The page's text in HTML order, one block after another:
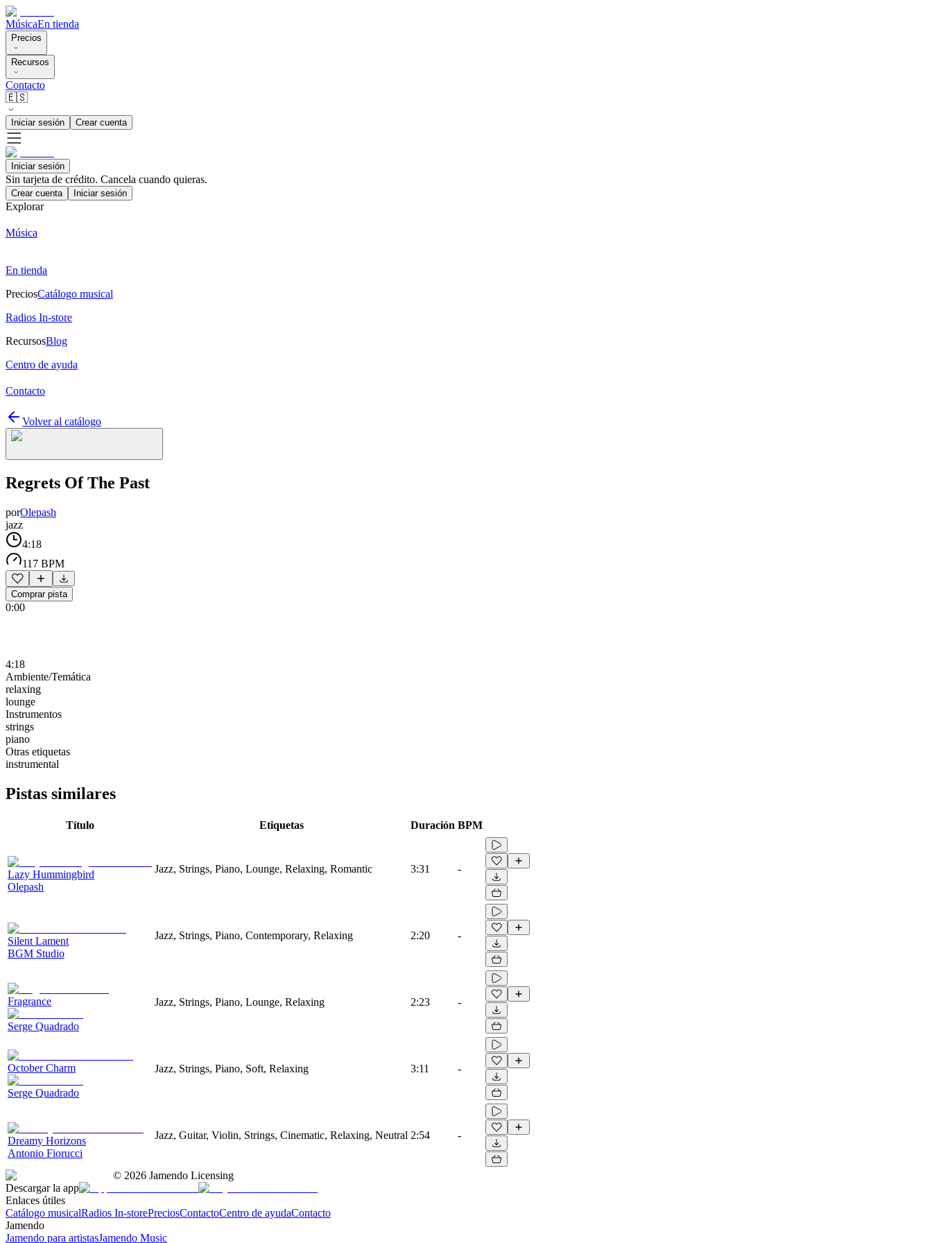
MúsicaEn tienda
Precios
Recursos
Contacto
🇪🇸
Iniciar sesión Crear cuenta
Iniciar sesión
Sin tarjeta de crédito. Cancela cuando quieras.
Crear cuenta Iniciar sesión
Explorar
Música
En tienda
PreciosCatálogo musical
Radios In-store
RecursosBlog
Centro de ayuda
Contacto
Volver al catálogo
Regrets Of The Past
porOlepash
jazz
4:18
117 BPM
Comprar pista
0:00
4:18
Ambiente/Temática
relaxing
lounge
Instrumentos
strings
piano
Otras etiquetas
instrumental
Pistas similares
Título Etiquetas Duración BPM
Lazy Hummingbird
Olepash
Jazz, Strings, Piano, Lounge, Relaxing, Romantic 3:31 -
Silent Lament
BGM Studio
Jazz, Strings, Piano, Contemporary, Relaxing 2:20 -
Fragrance
Serge Quadrado
Jazz, Strings, Piano, Lounge, Relaxing 2:23 -
October Charm
Serge Quadrado
Jazz, Strings, Piano, Soft, Relaxing 3:11 -
Dreamy Horizons
Antonio Fiorucci
Jazz, Guitar, Violin, Strings, Cinematic, Relaxing, Neutral 2:54 -
© 2026 Jamendo Licensing
Descargar la app
Enlaces útiles
Catálogo musicalRadios In-storePreciosContactoCentro de ayudaContacto
Jamendo
Jamendo para artistasJamendo Music